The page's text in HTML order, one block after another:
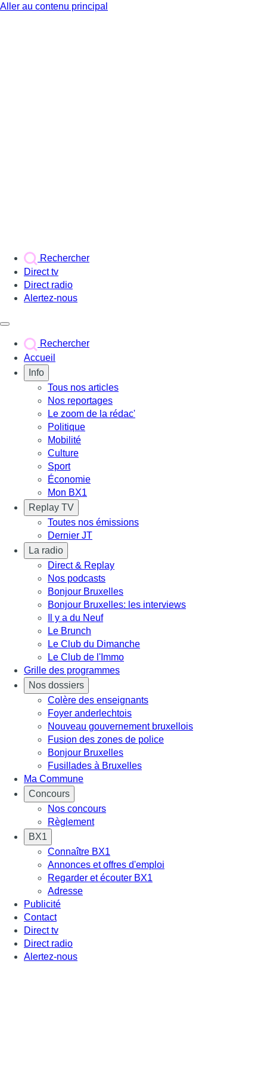
Aller au contenu principal
Rechercher
Direct tv
Direct radio
Alertez-nous
Rechercher
Accueil
Info
Tous nos articles
Nos reportages
Le zoom de la rédac'
Politique
Mobilité
Culture
Sport
Économie
Mon BX1
Replay TV
Toutes nos émissions
Dernier JT
La radio
Direct & Replay
Nos podcasts
Bonjour Bruxelles
Bonjour Bruxelles: les interviews
Il y a du Neuf
Le Brunch
Le Club du Dimanche
Le Club de l'Immo
Grille des programmes
Nos dossiers
Colère des enseignants
Foyer anderlechtois
Nouveau gouvernement bruxellois
Fusion des zones de police
Bonjour Bruxelles
Fusillades à Bruxelles
Ma Commune
Concours
Nos concours
Règlement
BX1
Connaître BX1
Annonces et offres d'emploi
Regarder et écouter BX1
Adresse
Publicité
Contact
Direct tv
Direct radio
Alertez-nous